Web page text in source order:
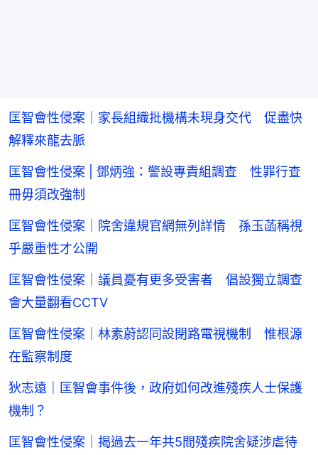
匡智會性侵案｜家長組織批機構未現身交代 促盡快
解釋來龍去脈
匡智會性侵案 | 鄧炳強：警設專責組調查 性罪行查
冊毋須改強制
匡智會性侵案｜院舍違規官網無列詳情 孫玉菡稱視
乎嚴重性才公開
匡智會性侵案｜議員憂有更多受害者 倡設獨立調查
會大量翻看CCTV
匡智會性侵案｜林素蔚認同設閉路電視機制 惟根源
在監察制度
狄志遠｜匡智會事件後，政府如何改進殘疾人士保護
機制？
匡智會性侵案｜揭過去一年共5間殘疾院舍疑涉虐待